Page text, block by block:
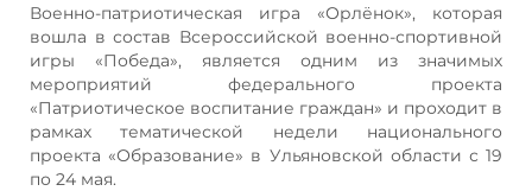
Военно-патриотическая игра «Орлёнок», которая
вошла в состав Всероссийской военно-спортивной
игры «Победа», является одним из значимых
мероприятий федерального проекта
«Патриотическое воспитание граждан» и проходит в
рамках тематической недели национального
проекта «Образование» в Ульяновской области с 19
по 24 мая.